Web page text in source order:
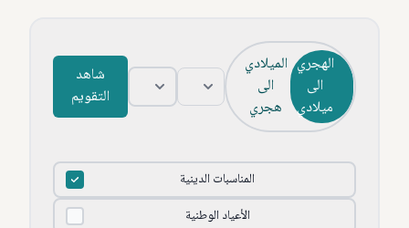
شاهد
التقويم
الميلادي
الى
هجري
الهجري
الى
ميلادي
المناسبات الدينية
الأعياد الوطنية